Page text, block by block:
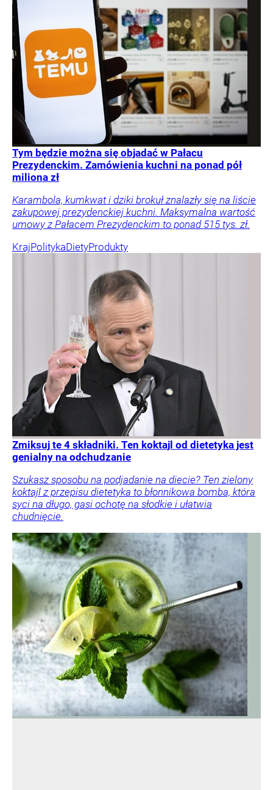
Tym będzie można się objadać w Pałacu
Prezydenckim. Zamówienia kuchni na ponad pół
miliona zł
Karambola, kumkwat i dziki brokuł znalazły się na liście
zakupowej prezydenckiej kuchni. Maksymalna wartość
umowy z Pałacem Prezydenckim to ponad 515 tys. zł.
KrajPolitykaDietyProdukty
Zmiksuj te 4 składniki. Ten koktajl od dietetyka jest
genialny na odchudzanie
Szukasz sposobu na podjadanie na diecie? Ten zielony
koktajl z przepisu dietetyka to błonnikowa bomba, która
syci na długo, gasi ochotę na słodkie i ułatwia
chudnięcie.